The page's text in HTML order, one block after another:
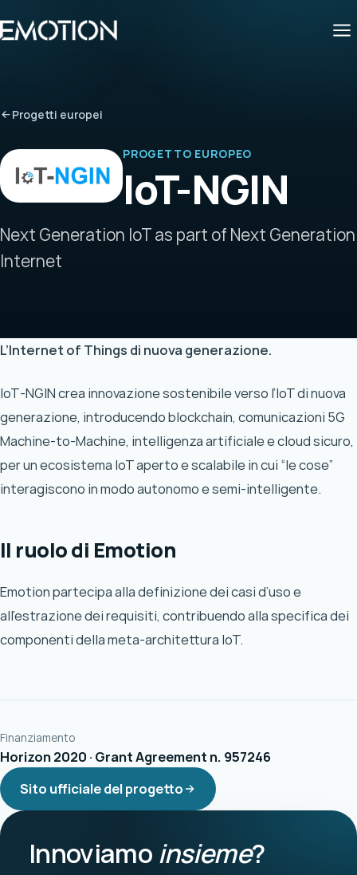
Progetti europei
PROGETTO EUROPEO
IoT-NGIN
Next Generation IoT as part of Next Generation
Internet
L’Internet of Things di nuova generazione.
IoT-NGIN crea innovazione sostenibile verso l’IoT di nuova
generazione, introducendo blockchain, comunicazioni 5G
Machine-to-Machine, intelligenza artificiale e cloud sicuro,
per un ecosistema IoT aperto e scalabile in cui “le cose”
interagiscono in modo autonomo e semi-intelligente.
Il ruolo di Emotion
Emotion partecipa alla definizione dei casi d’uso e
all’estrazione dei requisiti, contribuendo alla specifica dei
componenti della meta-architettura IoT.
Finanziamento
Horizon 2020 · Grant Agreement n. 957246
Sito ufficiale del progetto
Innoviamo insieme?